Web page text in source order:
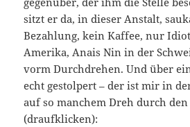
sitzt er da, in dieser Anstalt,
Bezahlung, kein Kaffee, nur
Amerika, Anais Nin in der
vorm Durchdrehen. Und über
echt gestolpert – der ist mir in
auf so manchem Dreh durch
(draufklicken):